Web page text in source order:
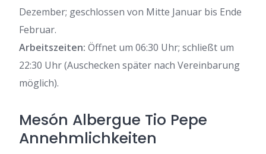
Dezember; geschlossen von Mitte Januar bis Ende
Februar.
Arbeitszeiten: Öffnet um 06:30 Uhr; schließt um
22:30 Uhr (Auschecken später nach Vereinbarung
möglich).
Mesón Albergue Tio Pepe
Annehmlichkeiten